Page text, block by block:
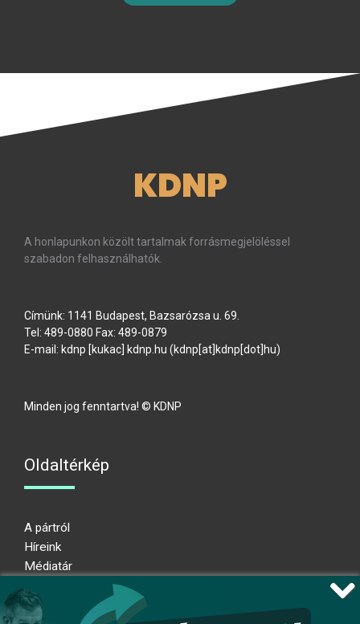
KDNP
A honlapunkon közölt tartalmak forrásmegjelöléssel
szabadon felhasználhatók.
Címünk: 1141 Budapest, Bazsarózsa u. 69.
Tel: 489-0880 Fax: 489-0879
E-mail: kdnp [kukac] kdnp.hu (kdnp[at]kdnp[dot]hu)
Minden jog fenntartva! © KDNP
Oldaltérkép
A pártról
Híreink
Médiatár
Adatkezelési nyilatkozat